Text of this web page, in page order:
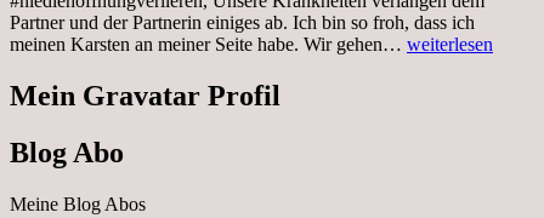
Partner und der Partnerin einiges ab. Ich bin so froh, dass ich
meinen Karsten an meiner Seite habe. Wir gehen… Sonnabend,
weiterlesen
Mein Gravatar Profil
Blog Abo
Meine Blog Abos